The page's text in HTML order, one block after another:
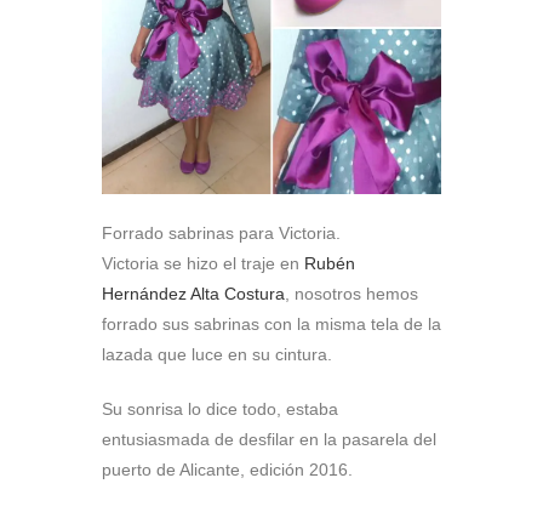
Forrado sabrinas para Victoria.
Victoria se hizo el traje en Rubén
Hernández Alta Costura, nosotros hemos
forrado sus sabrinas con la misma tela de la
lazada que luce en su cintura.
Su sonrisa lo dice todo, estaba
entusiasmada de desfilar en la pasarela del
puerto de Alicante, edición 2016.